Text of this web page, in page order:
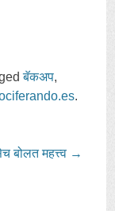
बॅकअप,
.
बोलत महत्त्व →